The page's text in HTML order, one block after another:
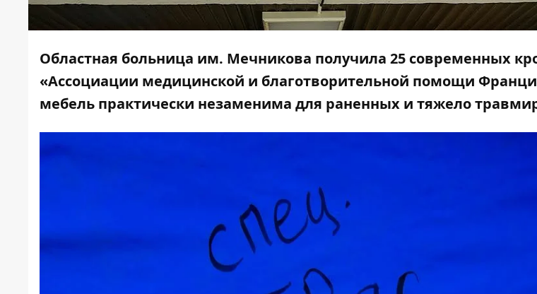
Областная больница им. Мечникова получила 25 современных
«Ассоциации медицинской и благотворительной помощи
мебель практически незаменима для раненных и тяжело